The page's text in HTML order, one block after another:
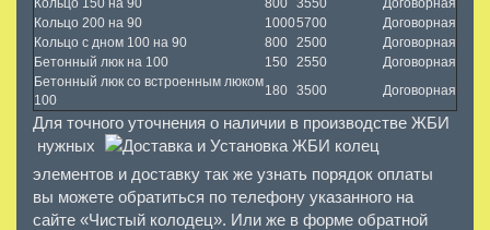
Кольцо 200 на 90
10005700
Договорная
Кольцо с дном 100 на 90
800 2500
Договорная
Бетонный люк на 100
150 2550
Договорная
Бетонный люк со встроенным люком
100
180 3500 Договорная
Для точного уточнения о наличии в производстве ЖБИ
нужных
элементов и доставку так же узнать порядок оплаты
вы можете обратиться по телефону указанного на
сайте «Чистый колодец». Или же в форме обратной